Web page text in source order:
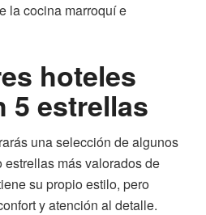
la cocina marroquí e
hoteles
5 estrellas
una selección de algunos
más valorados de
su propio estilo, pero
y atención al detalle.